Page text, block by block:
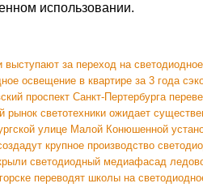
использовании.
выступают за переход на
освещение в квартире за 3 года
проспект Санкт-Пертербурга
рынок светотехники ожидает
улице Малой Конюшенной
крупное производство
светодиодный медиафасад
переводят школы на